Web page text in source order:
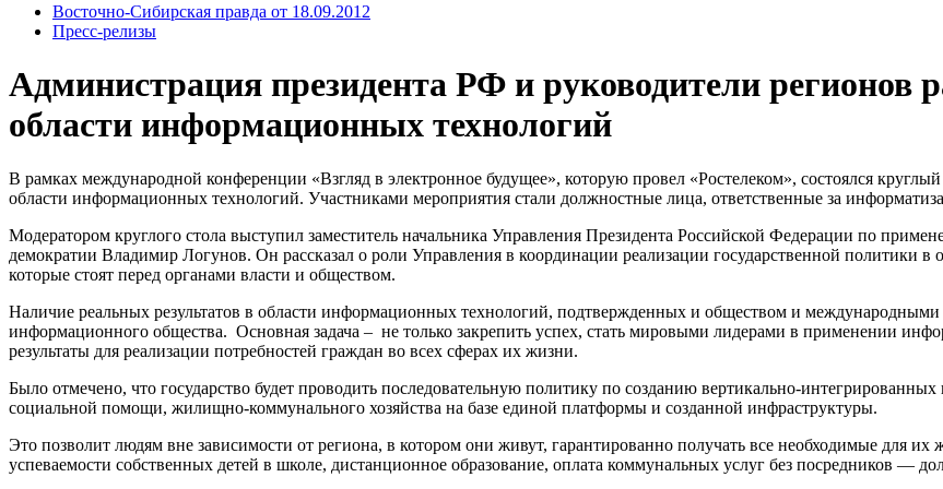
Восточно-Сибирская правда от 18.09.2012
Пресс-релизы
Администрация президента РФ и руководители регионов
области информационных технологий
В рамках международной конференции «Взгляд в электронное будущее», которую провел «Ростелеком», состоялся
области информационных технологий. Участниками мероприятия стали должностные лица, ответственные за
Модератором круглого стола выступил заместитель начальника Управления Президента Российской Федерации по
демократии Владимир Логунов. Он рассказал о роли Управления в координации реализации государственной политики
которые стоят перед органами власти и обществом.
Наличие реальных результатов в области информационных технологий, подтвержденных и обществом и
информационного общества. Основная задача – не только закрепить успех, стать мировыми лидерами в применении
результаты для реализации потребностей граждан во всех сферах их жизни.
Было отмечено, что государство будет проводить последовательную политику по созданию вертикально-
социальной помощи, жилищно-коммунального хозяйства на базе единой платформы и созданной инфраструктуры.
Это позволит людям вне зависимости от региона, в котором они живут, гарантированно получать все необходимые для
успеваемости собственных детей в школе, дистанционное образование, оплата коммунальных услуг без посредников —